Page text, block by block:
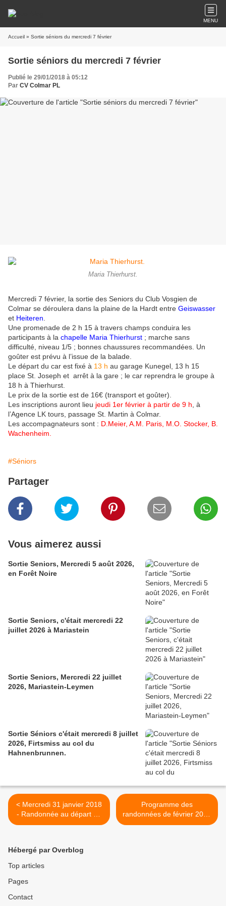
MENU
Accueil » Sortie séniors du mercredi 7 février
Sortie séniors du mercredi 7 février
Publié le 29/01/2018 à 05:12
Par CV Colmar PL
Maria Thierhurst.
Mercredi 7 février, la sortie des Seniors du Club Vosgien de
Colmar se déroulera dans la plaine de la Hardt entre Geiswasser
et Heiteren
Une promenade de 2 h 15 à travers champs conduira les
participants à la chapelle Maria Thierhurst ; marche sans
difficulté, niveau 1/5 ; bonnes chaussures recommandées. Un
goûter est prévu à l’issue de la balade.
Le départ du car est fixé à 13 h au garage Kunegel, 13 h 15
place St. Joseph et arrêt à la gare ; le car reprendra le groupe à
18 h à Thierhurst.
Le prix de la sortie est de 16€ (transport et goûter).
Les inscriptions auront lieu jeudi 1er février à partir de 9 h , à
l’Agence LK tours, passage St. Martin à Colmar.
Les accompagnateurs sont : D.Meier, A.M. Paris, M.O. Stocker, B.
Wachenheim.
#Séniors
Partager
Vous aimerez aussi
Sortie Seniors, Mercredi 5 août 2026,
en Forêt Noire
Sortie Seniors, c'était mercredi 22
juillet 2026 à Mariastein
Sortie Seniors, Mercredi 22 juillet
2026, Mariastein-Leymen
Sortie Séniors c'était mercredi 8 juillet
2026, Firtsmiss au col du
Hahnenbrunnen.
< Mercredi 31 janvier 2018
- Randonnée au départ de
Munster
Programme des
randonnées de février 2018
>
Hébergé par Overblog
Top articles
Pages
Contact